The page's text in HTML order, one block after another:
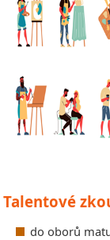
Talentové
do oborů